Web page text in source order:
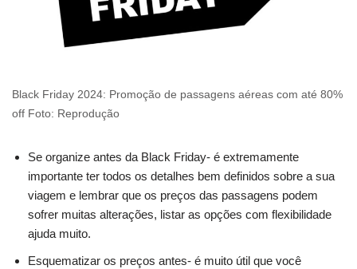
Black Friday 2024: Promoção de passagens aéreas com até 80%
off Foto: Reprodução
Se organize antes da Black Friday- é extremamente
importante ter todos os detalhes bem definidos sobre a sua
viagem e lembrar que os preços das passagens podem
sofrer muitas alterações, listar as opções com flexibilidade
ajuda muito.
Esquematizar os preços antes- é muito útil que você